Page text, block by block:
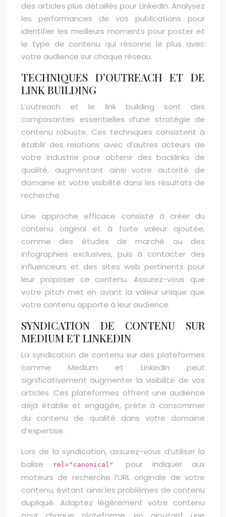
des articles plus détaillés pour LinkedIn. Analysez
les performances de vos publications pour
identifier les meilleurs moments pour poster et
le type de contenu qui résonne le plus avec
votre audience sur chaque réseau.
TECHNIQUES D’OUTREACH ET DE
LINK BUILDING
L’outreach et le link building sont des
composantes essentielles d’une stratégie de
contenu robuste. Ces techniques consistent à
établir des relations avec d’autres acteurs de
votre industrie pour obtenir des backlinks de
qualité, augmentant ainsi votre autorité de
domaine et votre visibilité dans les résultats de
recherche.
Une approche efficace consiste à créer du
contenu original et à forte valeur ajoutée,
comme des études de marché ou des
infographies exclusives, puis à contacter des
influenceurs et des sites web pertinents pour
leur proposer ce contenu. Assurez-vous que
votre pitch met en avant la valeur unique que
votre contenu apporte à leur audience.
SYNDICATION DE CONTENU SUR
MEDIUM ET LINKEDIN
La syndication de contenu sur des plateformes
comme Medium et LinkedIn peut
significativement augmenter la visibilité de vos
articles. Ces plateformes offrent une audience
déjà établie et engagée, prête à consommer
du contenu de qualité dans votre domaine
d’expertise.
Lors de la syndication, assurez-vous d’utiliser la
balise
rel="canonical" pour indiquer aux
moteurs de recherche l’URL originale de votre
contenu, évitant ainsi les problèmes de contenu
dupliqué. Adaptez légèrement votre contenu